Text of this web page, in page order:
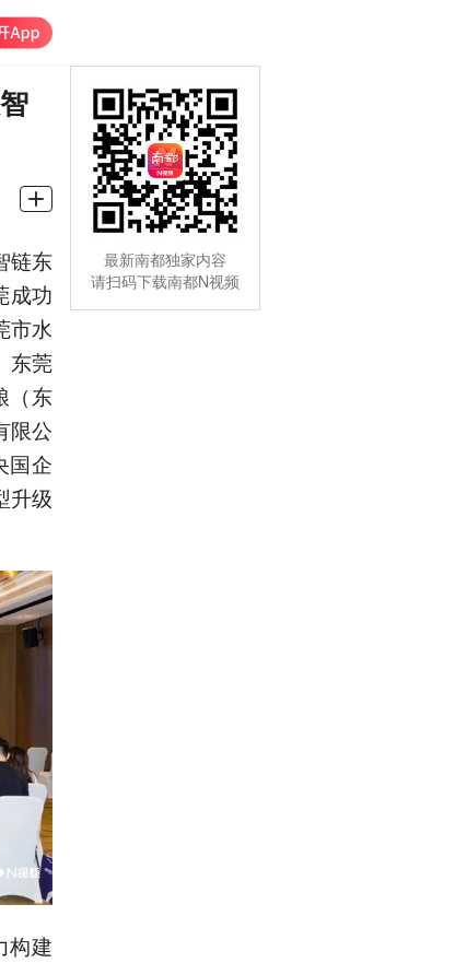
链东
成功
市水
东莞
（东
限公
国企
升级
构建
最新南都独家内容
请扫码下载南都N视频